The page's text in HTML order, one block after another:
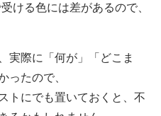
ける色には差があるので、
実際に「何が」「どこま
ったので、
トにでも置いておくと、不